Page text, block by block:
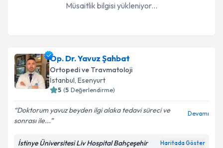
Müsaitlik bilgisi yükleniyor...
Op. Dr. Yavuz Şahbat
Ortopedi ve Travmatoloji
İstanbul, Esenyurt
5 (5 Değerlendirme)
Doktorum yavuz beyden ilgi alaka tedavi süreci ve
sonrası ile...
Devamı
İstinye Üniversitesi Liv Hospital Bahçeşehir Haritada Göster